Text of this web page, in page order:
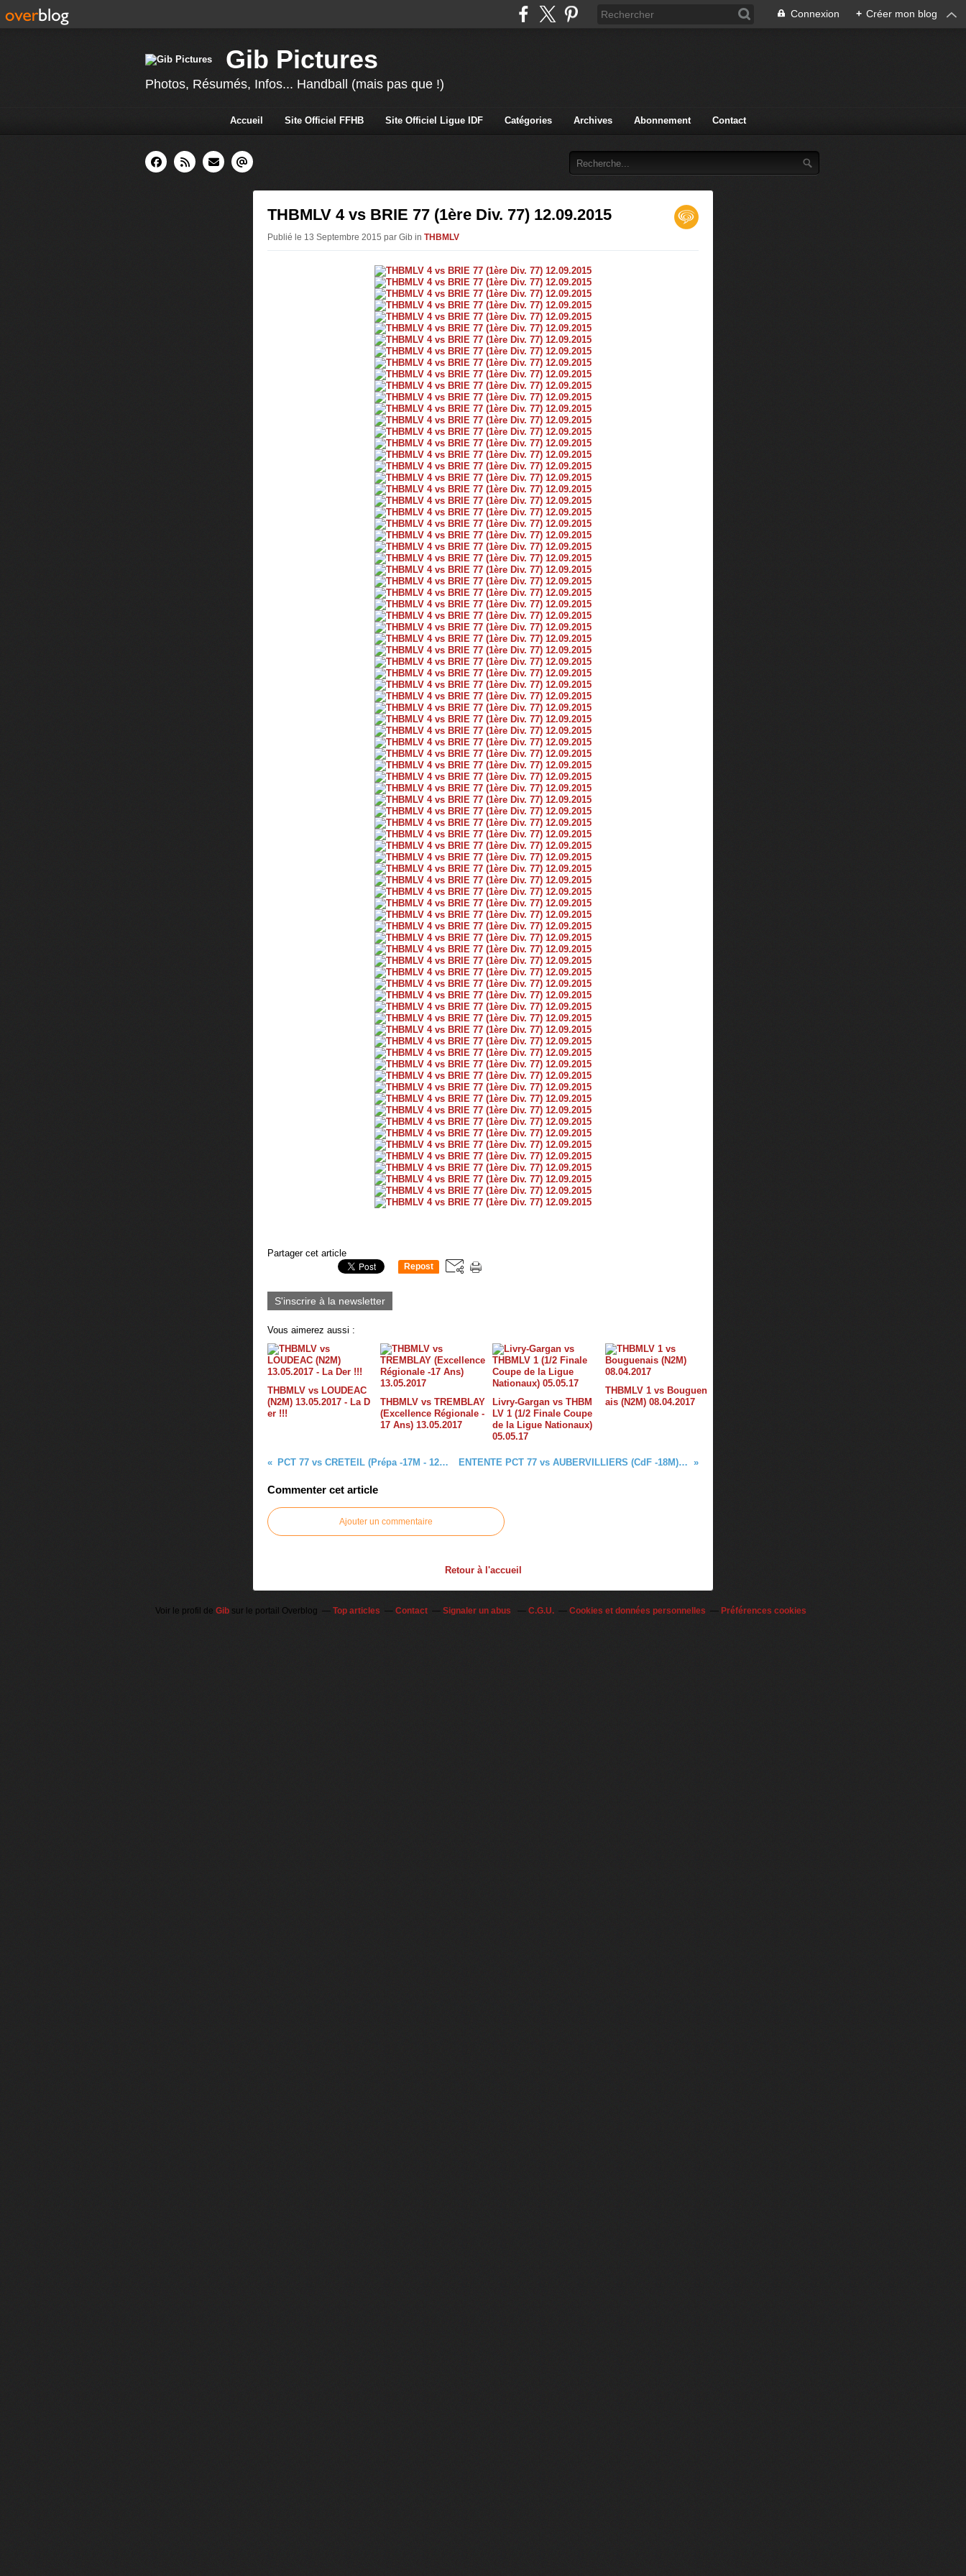
Connexion + Créer mon blog
Gib Pictures
Photos, Résumés, Infos... Handball (mais pas que !)
Accueil Site Officiel FFHB Site Officiel Ligue IDF Catégories Archives Abonnement Contact
THBMLV 4 vs BRIE 77 (1ère Div. 77) 12.09.2015
Publié le 13 Septembre 2015 par Gib in THBMLV
Partager cet article
Repost
S'inscrire à la newsletter
Vous aimerez aussi :
THBMLV vs LOUDEAC
(N2M) 13.05.2017 - La D
er !!!
THBMLV vs TREMBLAY
(Excellence Régionale -
17 Ans) 13.05.2017
Livry-Gargan vs THBM
LV 1 (1/2 Finale Coupe
de la Ligue Nationaux)
05.05.17
THBMLV 1 vs Bouguen
ais (N2M) 08.04.2017
PCT 77 vs CRETEIL (Prépa -17M - 12.09.2015) ENTENTE PCT 77 vs AUBERVILLIERS (CdF -18M) 19.09.2015
Commenter cet article
Ajouter un commentaire
Retour à l'accueil
Voir le profil de Gib sur le portail Overblog Top articles Contact Signaler un abus C.G.U. Cookies et données personnelles Préférences cookies